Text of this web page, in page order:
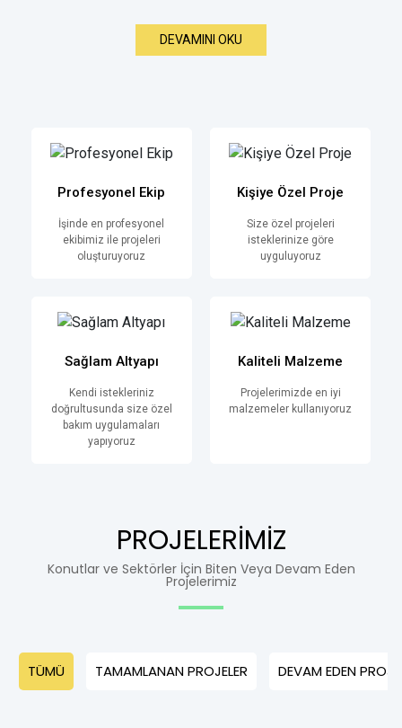
DEVAMINI OKU
Profesyonel Ekip
İşinde en profesyonel
ekibimiz ile projeleri
oluşturuyoruz
Kişiye Özel Proje
Size özel projeleri
isteklerinize göre
uyguluyoruz
Sağlam Altyapı
Kendi istekleriniz
doğrultusunda size özel
bakım uygulamaları
yapıyoruz
Kaliteli Malzeme
Projelerimizde en iyi
malzemeler kullanıyoruz
PROJELERİMİZ
Konutlar ve Sektörler İçin Biten Veya Devam Eden
Projelerimiz
TÜMÜ TAMAMLANAN PROJELER DEVAM EDEN